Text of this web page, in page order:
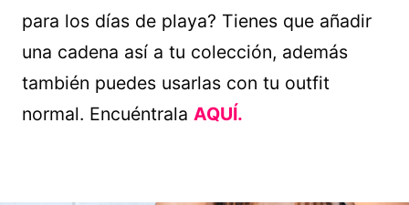
para los días de playa? Tienes que añadir
una cadena así a tu colección, además
también puedes usarlas con tu outfit
normal. Encuéntrala AQUÍ.